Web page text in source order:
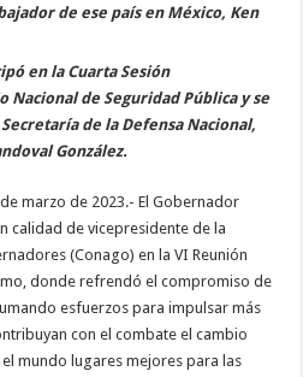
de ese país en México, Ken
en la Cuarta Sesión
Nacional de Seguridad Pública y se
de la Defensa Nacional,
González.
marzo de 2023.- El Gobernador
calidad de vicepresidente de la
(Conago) en la VI Reunión
donde refrendó el compromiso de
esfuerzos para impulsar más
con el combate el cambio
mundo lugares mejores para las